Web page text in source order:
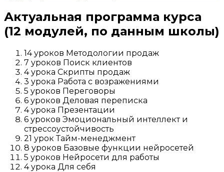
Актуальная программа курса
(12 модулей, по данным школы)
14 уроков Методологии продаж
7 уроков Поиск клиентов
4 урока Скрипты продаж
3 урока Работа с возражениями
5 уроков Переговоры
6 уроков Деловая переписка
4 урока Презентации
6 уроков Эмоциональный интеллект и
стрессоустойчивость
21 урок Тайм-менеджмент
8 уроков Базовые функции нейросетей
5 уроков Нейросети для работы
4 урока Для себя